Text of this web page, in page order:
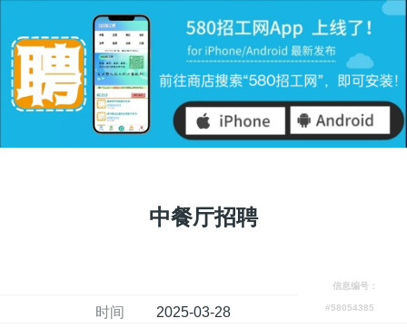
中餐厅招聘
信息编号：
#58054385
时间
2025-03-28